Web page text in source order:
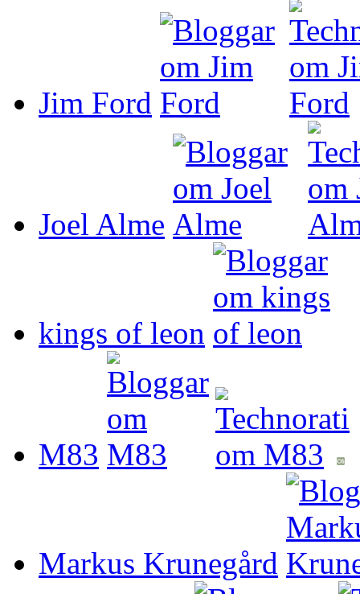
Jim Ford
Joel Alme
kings of leon
M83
Markus Krunegård